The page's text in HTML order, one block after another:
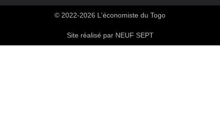
© 2022-2026 L'économiste du Togo
Site réalisé par NEUF SEPT